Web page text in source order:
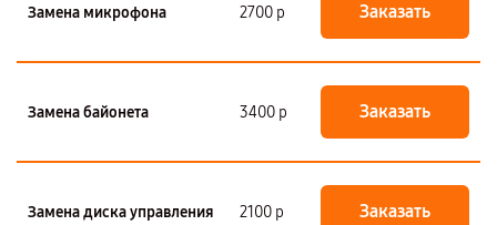
Замена микрофона 2700 р Заказать
Замена байонета 3400 р Заказать
Замена диска управления 2100 р Заказать